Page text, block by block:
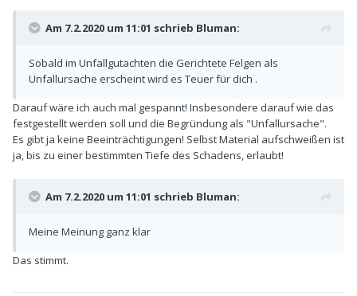
Am 7.2.2020 um 11:01 schrieb Bluman:
Sobald im Unfallgutachten die Gerichtete Felgen als
Unfallursache erscheint wird es Teuer für dich .
Darauf wäre ich auch mal gespannt! Insbesondere darauf wie das
festgestellt werden soll und die Begründung als "Unfallursache".
Es gibt ja keine Beeinträchtigungen! Selbst Material aufschweißen ist
ja, bis zu einer bestimmten Tiefe des Schadens, erlaubt!
Am 7.2.2020 um 11:01 schrieb Bluman:
Meine Meinung ganz klar
Das stimmt.